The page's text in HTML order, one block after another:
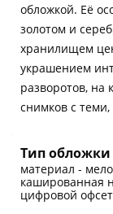
обложкой. Её
золотом и
хранилищем
украшением
разворотов, на
снимков с
Тип обложки
материал -
кашированная
цифровой офсет